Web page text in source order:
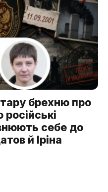
брехню про
себе до
й Іріна